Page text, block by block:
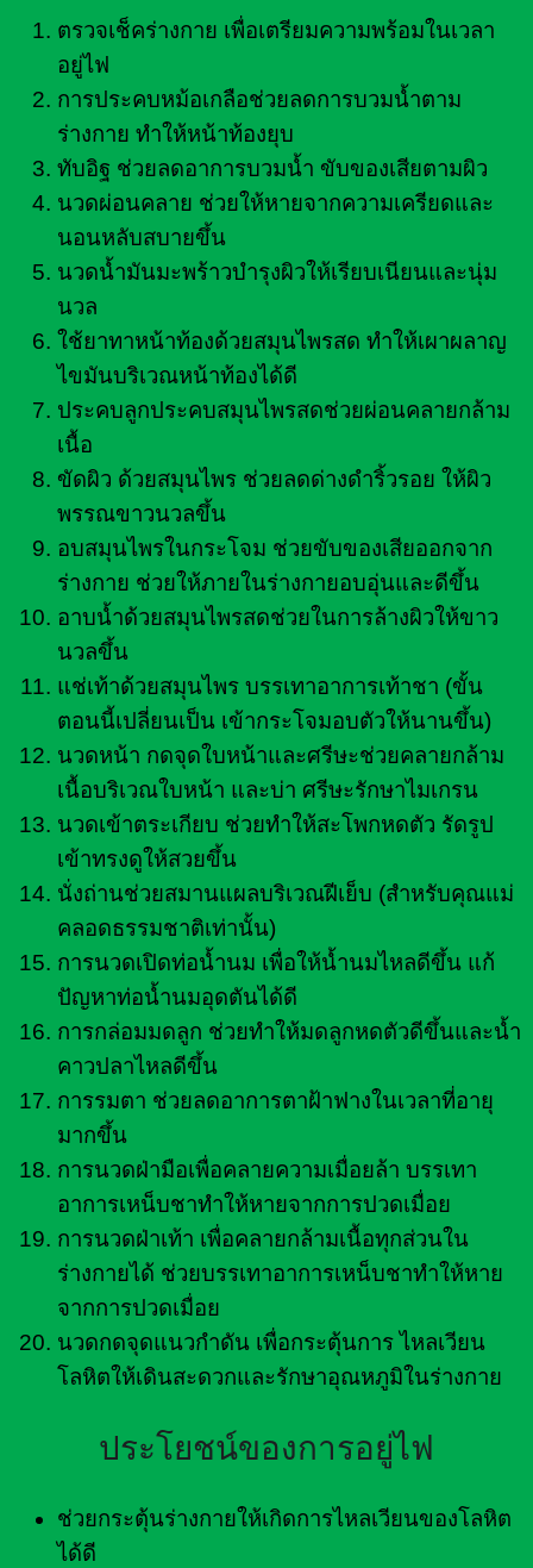
ตรวจเช็คร่างกาย เพื่อเตรียมความพร้อมในเวลา
อยู่ไฟ
การประคบหม้อเกลือช่วยลดการบวมน้ำตาม
ร่างกาย ทำให้หน้าท้องยุบ
ทับอิฐ ช่วยลดอาการบวมน้ำ ขับของเสียตามผิว
นวดผ่อนคลาย ช่วยให้หายจากความเครียดและ
นอนหลับสบายขึ้น
นวดน้ำมันมะพร้าวบำรุงผิวให้เรียบเนียนและนุ่ม
นวล
ใช้ยาทาหน้าท้องด้วยสมุนไพรสด ทำให้เผาผลาญ
ไขมันบริเวณหน้าท้องได้ดี
ประคบลูกประคบสมุนไพรสดช่วยผ่อนคลายกล้าม
เนื้อ
ขัดผิว ด้วยสมุนไพร ช่วยลดด่างดำริ้วรอย ให้ผิว
พรรณขาวนวลขึ้น
อบสมุนไพรในกระโจม ช่วยขับของเสียออกจาก
ร่างกาย ช่วยให้ภายในร่างกายอบอุ่นและดีขึ้น
อาบน้ำด้วยสมุนไพรสดช่วยในการล้างผิวให้ขาว
นวลขึ้น
แช่เท้าด้วยสมุนไพร บรรเทาอาการเท้าชา (ขั้น
ตอนนี้เปลี่ยนเป็น เข้ากระโจมอบตัวให้นานขึ้น)
นวดหน้า กดจุดใบหน้าและศรีษะช่วยคลายกล้าม
เนื้อบริเวณใบหน้า และบ่า ศรีษะรักษาไมเกรน
นวดเข้าตระเกียบ ช่วยทำให้สะโพกหดตัว รัดรูป
เข้าทรงดูให้สวยขึ้น
นั่งถ่านช่วยสมานแผลบริเวณฝีเย็บ (สำหรับคุณแม่
คลอดธรรมชาติเท่านั้น)
การนวดเปิดท่อน้ำนม เพื่อให้น้ำนมไหลดีขึ้น แก้
ปัญหาท่อน้ำนมอุดตันได้ดี
การกล่อมมดลูก ช่วยทำให้มดลูกหดตัวดีขึ้นและน้ำ
คาวปลาไหลดีขึ้น
การรมตา ช่วยลดอาการตาฝ้าฟางในเวลาที่อายุ
มากขึ้น
การนวดฝ่ามือเพื่อคลายความเมื่อยล้า บรรเทา
อาการเหน็บชาทำให้หายจากการปวดเมื่อย
การนวดฝ่าเท้า เพื่อคลายกล้ามเนื้อทุกส่วนใน
ร่างกายได้ ช่วยบรรเทาอาการเหน็บชาทำให้หาย
จากการปวดเมื่อย
นวดกดจุดแนวกำดัน เพื่อกระตุ้นการ ไหลเวียน
โลหิตให้เดินสะดวกและรักษาอุณหภูมิในร่างกาย
ประโยชน์ของการอยู่ไฟ
ช่วยกระตุ้นร่างกายให้เกิดการไหลเวียนของโลหิต
ได้ดี